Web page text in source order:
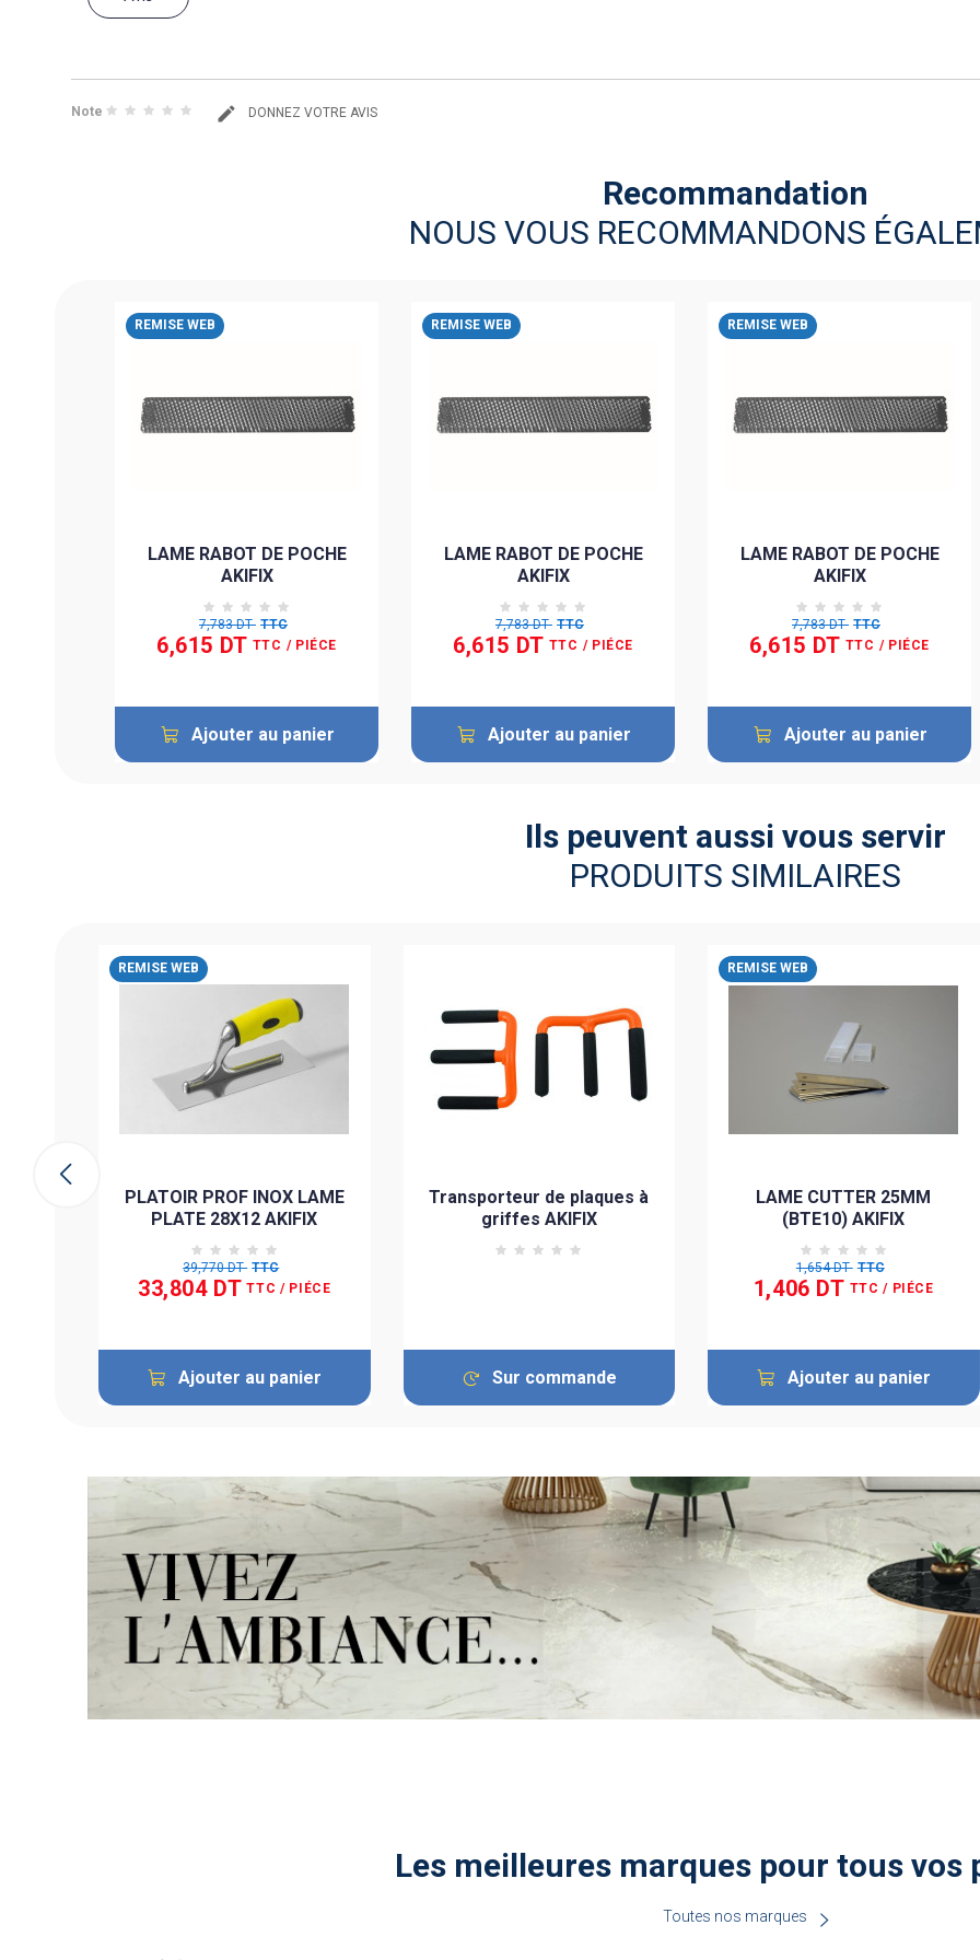
Note DONNEZ VOTRE AVIS
Recommandation
NOUS VOUS RECOMMANDONS
REMISE WEB
LAME RABOT DE POCHE
AKIFIX
7,783 DT TTC
6,615 DT TTC / PIÉCE
Ajouter au panier
REMISE WEB
LAME RABOT DE POCHE
AKIFIX
7,783 DT TTC
6,615 DT TTC / PIÉCE
Ajouter au panier
REMISE WEB
LAME RABOT DE POCHE
AKIFIX
7,783 DT TTC
6,615 DT TTC / PIÉCE
Ajouter au panier
Ils peuvent aussi vous servir
PRODUITS SIMILAIRES
REMISE WEB
PLATOIR PROF INOX LAME
PLATE 28X12 AKIFIX
39,770 DT TTC
33,804 DT TTC / PIÉCE
Ajouter au panier
Transporteur de plaques à
griffes AKIFIX
Sur commande
REMISE WEB
LAME CUTTER 25MM
(BTE10) AKIFIX
1,654 DT TTC
1,406 DT TTC / PIÉCE
Ajouter au panier
Les meilleures marques pour tous vos
Toutes nos marques